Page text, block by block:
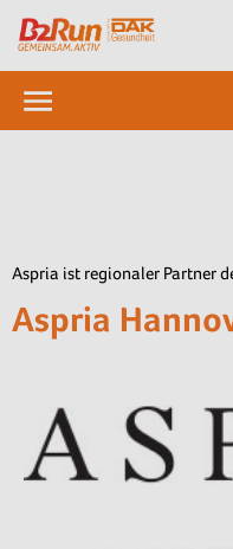
Aspria ist regionaler Partner
Aspria